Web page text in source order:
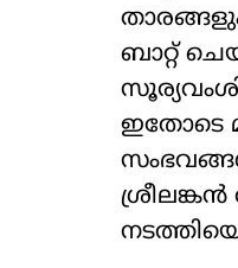
ബാറ്റ്
ഇതോടെ